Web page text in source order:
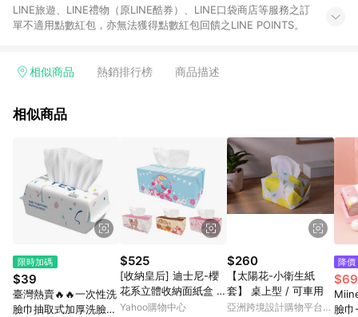
LINE旅遊、LINE禮物（原LINE酷券）、LINE口袋商店等服務之訂
單不適用點數紅包，亦無法獲得點數紅包回饋之LINE POINTS。
相似商品 熱銷排行榜 商品描述
相似商品
限時加碼
$39
臺灣熱賣🔥🔥一次性洗
臉巾抽取式加厚洗臉巾
$525
[收納皇后] 迪士尼-櫻
花系立體收納面紙盒 正
版授權 (小飛象/小鹿斑
Yahoo購物中心
$260
【太陽花-小衛生紙
套】 桌上型 / 可車用
亞洲跨境設計購物平台
降價
$69
臉